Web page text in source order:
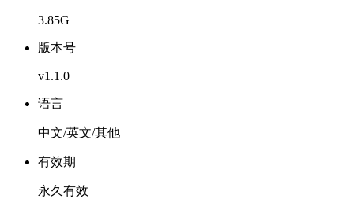
3.85G
版本号
v1.1.0
语言
中文/英文/其他
有效期
永久有效